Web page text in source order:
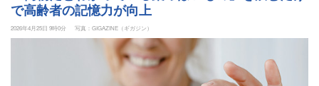
で高齢者の記憶力が向上
2026年4月25日 9時0分 写真：GIGAZINE（ギガジン）